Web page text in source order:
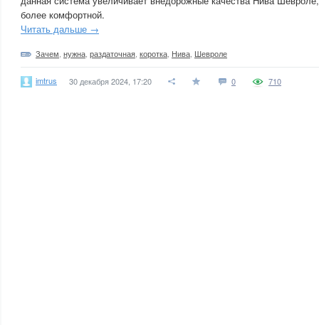
более комфортной.
Читать дальше →
Зачем нужна раздаточная коротка Нива Шевроле
imtrus 30 декабря 2024, 17:20 0 710